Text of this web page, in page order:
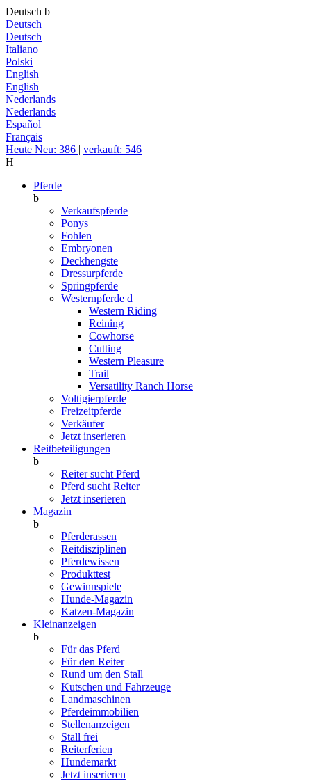
Deutsch b
Deutsch
Deutsch
Italiano
Polski
English
English
Nederlands
Nederlands
Español
Français
Heute Neu: 386 | verkauft: 546
H
Pferde
b
Verkaufspferde
Ponys
Fohlen
Embryonen
Deckhengste
Dressurpferde
Springpferde
Westernpferde d
Western Riding
Reining
Cowhorse
Cutting
Western Pleasure
Trail
Versatility Ranch Horse
Voltigierpferde
Freizeitpferde
Verkäufer
Jetzt inserieren
Reitbeteiligungen
b
Reiter sucht Pferd
Pferd sucht Reiter
Jetzt inserieren
Magazin
b
Pferderassen
Reitdisziplinen
Pferdewissen
Produkttest
Gewinnspiele
Hunde-Magazin
Katzen-Magazin
Kleinanzeigen
b
Für das Pferd
Für den Reiter
Rund um den Stall
Kutschen und Fahrzeuge
Landmaschinen
Pferdeimmobilien
Stellenanzeigen
Stall frei
Reiterferien
Hundemarkt
Jetzt inserieren